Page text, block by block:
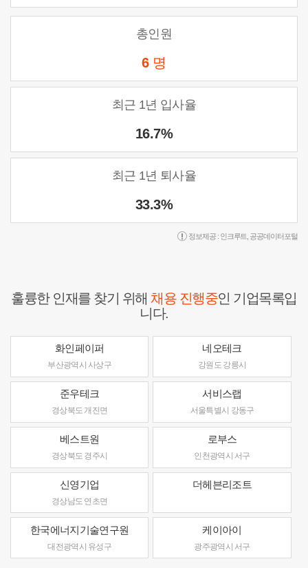
총인원
6 명
최근 1년 입사율
16.7%
최근 1년 퇴사율
33.3%
정보제공 : 인크루트 공공데이터포털
훌륭한 인재를 찾기 위해채용 진행중인 기업목록입
니다.
화인페이퍼
부산광역시 사상구
네오테크
강원도 강릉시
준우테크
경상북도 개진면
서비스랩
서울특별시 강동구
베스트원
경상북도 경주시
로부스
인천광역시 서구
신영기업
경상남도 연초면
더헤븐리조트
한국에너지기술연구원
대전광역시 유성구
케이아이
광주광역시 서구